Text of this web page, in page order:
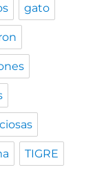
gato
TIGRE